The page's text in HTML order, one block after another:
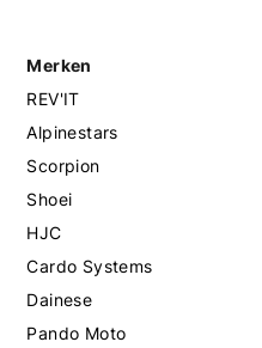
Merken
REV'IT
Alpinestars
Scorpion
Shoei
HJC
Cardo Systems
Dainese
Pando Moto